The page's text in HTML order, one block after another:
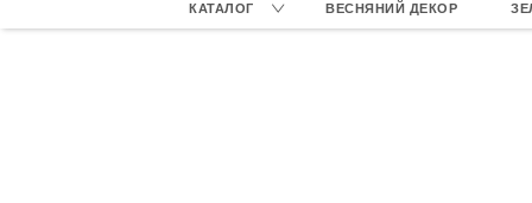
КАТАЛОГ ВЕСНЯНИЙ ДЕКОР